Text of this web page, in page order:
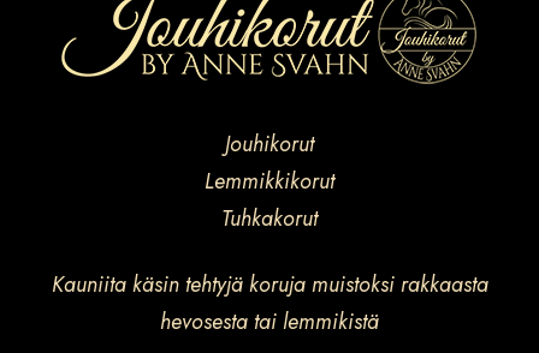
Jouhikorut
Lemmikkikorut
Tuhkakorut
Kauniita käsin tehtyjä koruja muistoksi rakkaasta
hevosesta tai lemmikistä